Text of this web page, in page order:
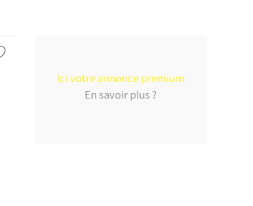
Ici votre annonce premium
En savoir plus ?